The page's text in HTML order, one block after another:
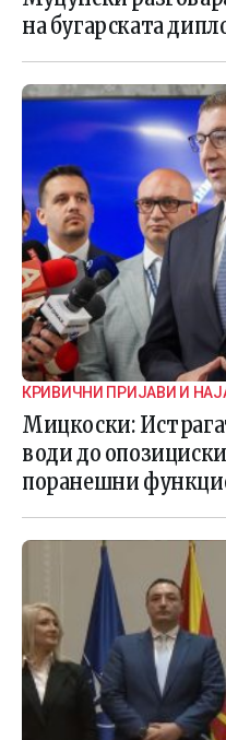
на бугарската
КРИВИЧНИ ПРИЈАВИ И
ИСТРАГАТА
Мицкоски:
води до
поранешни